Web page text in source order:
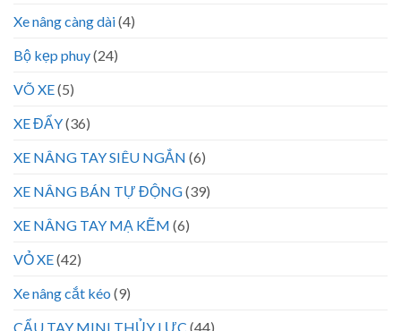
Xe nâng càng dài(4)
Bộ kẹp phuy(24)
VÕ XE(5)
XE ĐẨY(36)
XE NÂNG TAY SIÊU NGẮN (6)
XE NÂNG BÁN TỰ ĐỘNG(39)
XE NÂNG TAY MẠ KẼM (6)
VỎ XE(42)
Xe nâng cắt kéo (9)
CẨU TAY MINI THỦY LỰC (44)